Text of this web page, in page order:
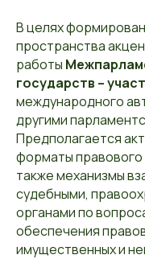
В целях
пространства
работы
государств –
международного
другими
Предполагается
форматы правового
также механизмы
судебными,
органами по
обеспечения
имущественных и